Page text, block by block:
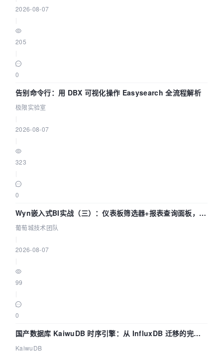
2026-08-07
205
0
告别命令行：用 DBX 可视化操作 Easysearch 全流程解析
极限实验室
2026-08-07
323
0
Wyn嵌入式BI实战（三）：仪表板筛选器+报表查询面板，参
数联动全闭环
葡萄城技术团队
2026-08-07
99
0
国产数据库 KaiwuDB 时序引擎：从 InfluxDB 迁移的完整
技术路径
KaiwuDB